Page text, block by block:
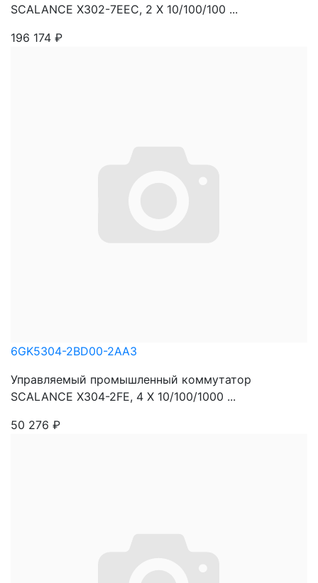
SCALANCE X302-7EEC, 2 X 10/100/100 ...
196 174 ₽
6GK5304-2BD00-2AA3
Управляемый промышленный коммутатор
SCALANCE X304-2FE, 4 X 10/100/1000 ...
50 276 ₽